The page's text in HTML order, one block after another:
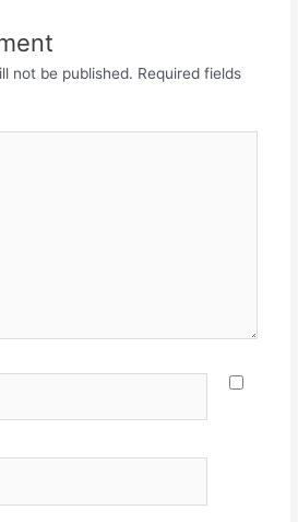
m
not be published. Required fields